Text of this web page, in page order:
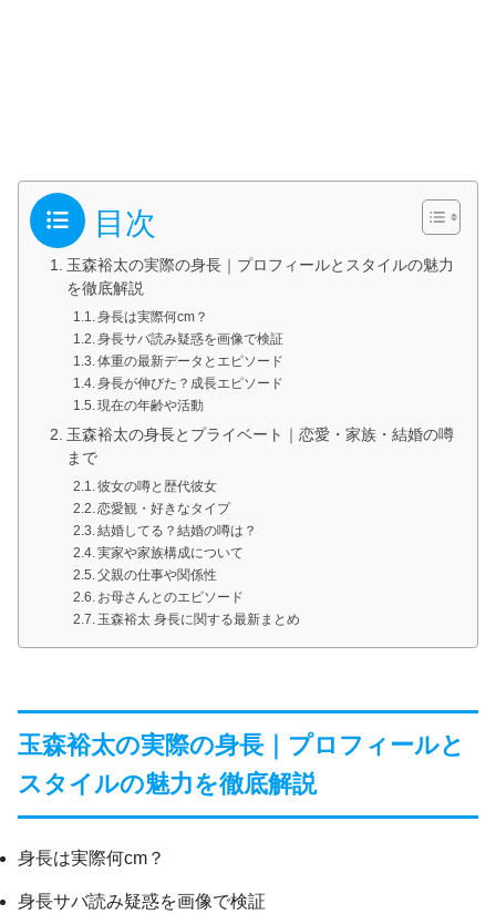
目次
玉森裕太の実際の身長｜プロフィールとスタイルの魅力
を徹底解説
身長は実際何cm？
身長サバ読み疑惑を画像で検証
体重の最新データとエピソード
身長が伸びた？成長エピソード
現在の年齢や活動
玉森裕太の身長とプライベート｜恋愛・家族・結婚の噂
まで
彼女の噂と歴代彼女
恋愛観・好きなタイプ
結婚してる？結婚の噂は？
実家や家族構成について
父親の仕事や関係性
お母さんとのエピソード
玉森裕太 身長に関する最新まとめ
玉森裕太の実際の身長｜プロフィールと
スタイルの魅力を徹底解説
身長は実際何cm？
身長サバ読み疑惑を画像で検証